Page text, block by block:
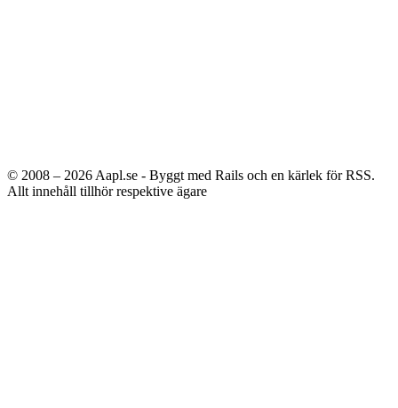
© 2008 – 2026 Aapl.se - Byggt med Rails och en kärlek för RSS.
Allt innehåll tillhör respektive ägare